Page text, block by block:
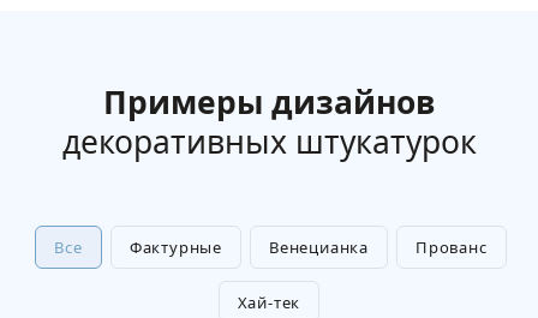
Примеры дизайнов
декоративных штукатурок
Все Фактурные Венецианка Прованс
Хай-тек